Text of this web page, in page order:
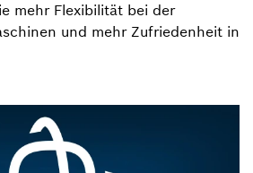
mehr Flexibilität bei der
und mehr Zufriedenheit in